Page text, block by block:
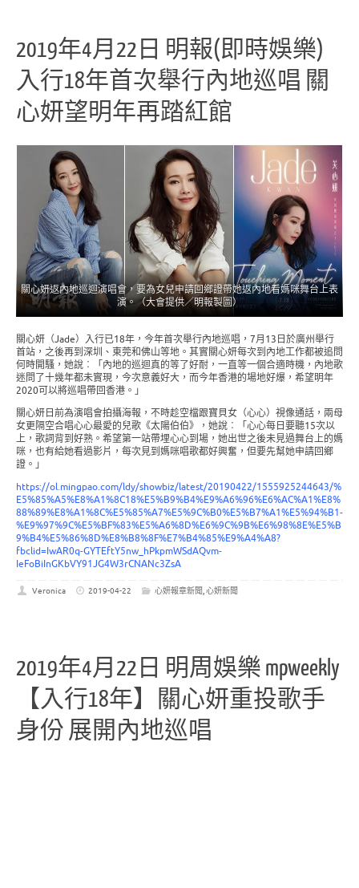
2019年4月22日 明報(即時娛樂)
入行18年首次舉行內地巡唱 關
心妍望明年再踏紅館
關心妍返內地巡迴演唱會，要為女兒申請回鄉證帶她返內地看媽咪舞台上表
演。（大會提供／明報製圖）
關心妍（Jade）入行已18年，今年首次舉行內地巡唱，7月13日於廣州舉行
首站，之後再到深圳、東莞和佛山等地。其實關心妍每次到內地工作都被追問
何時開騷，她說︰「內地的巡迴真的等了好耐，一直等一個合適時機，內地歌
迷問了十幾年都未實現，今次意義好大，而今年香港的場地好爆，希望明年
2020可以將巡唱帶回香港。」
關心妍日前為演唱會拍攝海報，不時趁空檔跟寶貝女（心心）視像通話，兩母
女更隔空合唱心心最愛的兒歌《太陽伯伯》，她說︰「心心每日要聽15次以
上，歌詞背到好熟。希望第一站帶埋心心到場，她出世之後未見過舞台上的媽
咪，也有給她看過影片，每次見到媽咪唱歌都好興奮，但要先幫她申請回鄉
證。」
https://ol.mingpao.com/ldy/showbiz/latest/20190422/1555925244643/%
E5%85%A5%E8%A1%8C18%E5%B9%B4%E9%A6%96%E6%AC%A1%E8%
88%89%E8%A1%8C%E5%85%A7%E5%9C%B0%E5%B7%A1%E5%94%B1-
%E9%97%9C%E5%BF%83%E5%A6%8D%E6%9C%9B%E6%98%8E%E5%B
9%B4%E5%86%8D%E8%B8%8F%E7%B4%85%E9%A4%A8?
fbclid=IwAR0q-GYTEftY5nw_hPkpmWSdAQvm-
IeFoBiInGKbVY91JG4W3rCNANc3ZsA
Veronica 2019-04-22 心妍報章新聞,心妍新聞
2019年4月22日 明周娛樂 mpweekly
【入行18年】關心妍重投歌手
身份 展開內地巡唱